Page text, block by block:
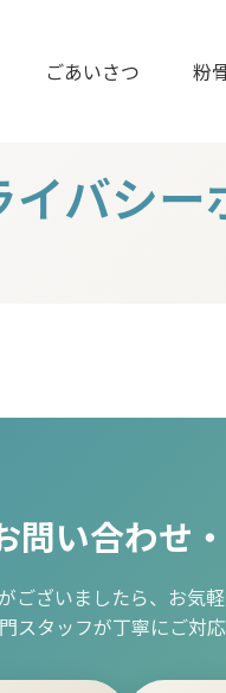
ごあいさつ 粉
イバシー
問い合わせ
ございましたら、お気
スタッフが丁寧にご対応